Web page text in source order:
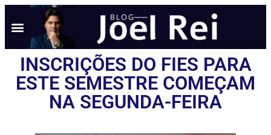
INSCRIÇÕES DO FIES PARA
ESTE SEMESTRE COMEÇAM
NA SEGUNDA-FEIRA